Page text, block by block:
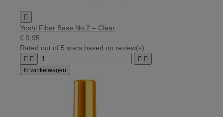

Yoshi Fiber Base No.2 – Clear
€ 9,95
Rated out of 5 stars based on review(s)
   
In winkelwagen